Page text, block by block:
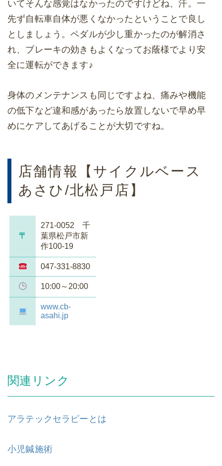
いてそんな感覚はなかったのですけどね、汗。一
先ず自転車自体が悪くなかったということで良し
としましょう。ペダルが少し重かったのが解消さ
れ、ブレーキの効きもよくなってお蔭様でより安
全に運転ができます♪
身体のメンテナンスも同じですよね、痛みや機能
の低下など違和感があったら放置しないで早め早
めにケアしてあげることが大切ですね。
店舗情報【サイクルベース
あさひ/北松戸店】
〒
271-0052 千
葉県松戸市新
作100-19
047-331-8830
10:00～20:00
www.cb-
asahi.jp
関連リンク
アラテックセラピーとは
小児鍼施術